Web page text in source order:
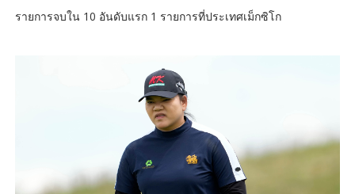
รายการจบใน 10 อันดับแรก 1 รายการที่ประเทศเม็กซิโก